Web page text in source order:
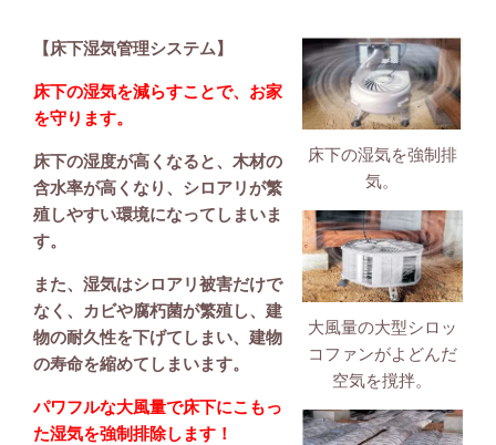
床下の湿気を強制排
気。
大風量の大型シロッ
コファンがよどんだ
空気を撹拌。
【床下湿気管理システム】
床下の湿気を減らすことで、お家
を守ります。
床下の湿度が高くなると、木材の
含水率が高くなり、シロアリが繁
殖しやすい環境になってしまいま
す。
また、湿気はシロアリ被害だけで
なく、カビや腐朽菌が繁殖し、建
物の耐久性を下げてしまい、建物
の寿命を縮めてしまいます。
パワフルな大風量で床下にこもっ
た湿気を強制排除します！